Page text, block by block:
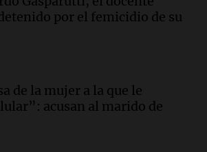
contra la ley de Propiedad
Rosario
Privada debatida en
Rosario
por el femicidio de su
de la mujer a la que le
acusan al marido de